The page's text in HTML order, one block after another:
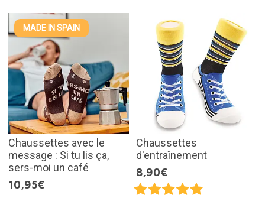
MADE IN SPAIN
Chaussettes avec le
message : Si tu lis ça,
sers-moi un café
10,95€
Chaussettes
d'entraînement
8,90€